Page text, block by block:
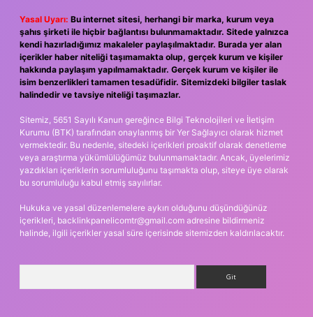
Yasal Uyarı: Bu internet sitesi, herhangi bir marka, kurum veya
şahıs şirketi ile hiçbir bağlantısı bulunmamaktadır. Sitede yalnızca
kendi hazırladığımız makaleler paylaşılmaktadır. Burada yer alan
içerikler haber niteliği taşımamakta olup, gerçek kurum ve kişiler
hakkında paylaşım yapılmamaktadır. Gerçek kurum ve kişiler ile
isim benzerlikleri tamamen tesadüfidir. Sitemizdeki bilgiler taslak
halindedir ve tavsiye niteliği taşımazlar.
Sitemiz, 5651 Sayılı Kanun gereğince Bilgi Teknolojileri ve İletişim
Kurumu (BTK) tarafından onaylanmış bir Yer Sağlayıcı olarak hizmet
vermektedir. Bu nedenle, sitedeki içerikleri proaktif olarak denetleme
veya araştırma yükümlülüğümüz bulunmamaktadır. Ancak, üyelerimiz
yazdıkları içeriklerin sorumluluğunu taşımakta olup, siteye üye olarak
bu sorumluluğu kabul etmiş sayılırlar.
Hukuka ve yasal düzenlemelere aykırı olduğunu düşündüğünüz
içerikleri, backlinkpanelicomtr@gmail.com adresine bildirmeniz
halinde, ilgili içerikler yasal süre içerisinde sitemizden kaldırılacaktır.